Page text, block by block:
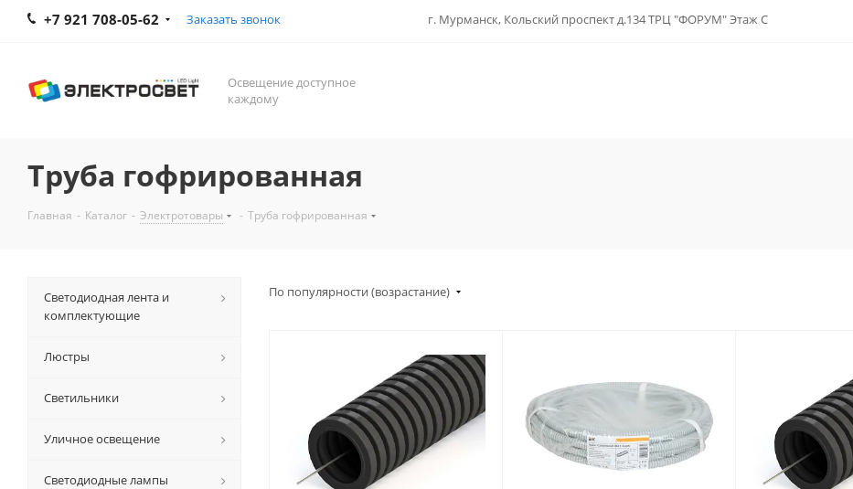
+7 921 708-05-62 Заказать звонок г. Мурманск, Кольский проспект д.134 ТРЦ "ФОРУМ" Этаж С
Освещение доступное
каждому
Труба гофрированная
Главная - Каталог - Электротовары - Труба гофрированная
По популярности (возрастание)
Светодиодная лента и
комплектующие
Люстры
Светильники
Уличное освещение
Светодиодные лампы